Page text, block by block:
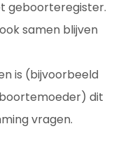
geboorteregister.
samen blijven
is (bijvoorbeeld
dit
vragen.